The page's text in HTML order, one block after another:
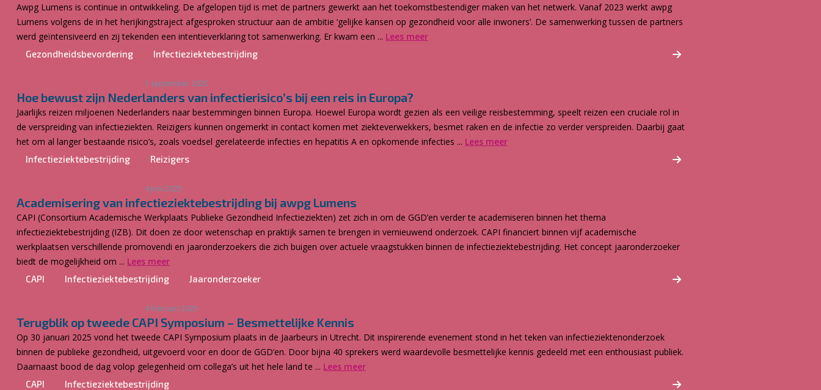
Awpg Lumens is continue in ontwikkeling. De afgelopen tijd is met de partners gewerkt aan het toekomstbestendiger maken van het netwerk. Vanaf 2023 werkt awpg
Lumens volgens de in het herijkingstraject afgesproken structuur aan de ambitie ‘gelijke kansen op gezondheid voor alle inwoners’. De samenwerking tussen de partners
werd geïntensiveerd en zij tekenden een intentieverklaring tot samenwerking. Er kwam een ... Lees meer
Gezondheidsbevordering Infectieziektebestrijding
1 september 2025
Hoe bewust zijn Nederlanders van infectierisico’s bij een reis in Europa?
Jaarlijks reizen miljoenen Nederlanders naar bestemmingen binnen Europa. Hoewel Europa wordt gezien als een veilige reisbestemming, speelt reizen een cruciale rol in
de verspreiding van infectieziekten. Reizigers kunnen ongemerkt in contact komen met ziekteverwekkers, besmet raken en de infectie zo verder verspreiden. Daarbij gaat
het om al langer bestaande risico’s, zoals voedsel gerelateerde infecties en hepatitis A en opkomende infecties ... Lees meer
Infectieziektebestrijding Reizigers
4 juni 2025
Academisering van infectieziektebestrijding bij awpg Lumens
CAPI (Consortium Academische Werkplaats Publieke Gezondheid Infectieziekten) zet zich in om de GGD’en verder te academiseren binnen het thema
infectieziektebestrijding (IZB). Dit doen ze door wetenschap en praktijk samen te brengen in vernieuwend onderzoek. CAPI financiert binnen vijf academische
werkplaatsen verschillende promovendi en jaaronderzoekers die zich buigen over actuele vraagstukken binnen de infectieziektebestrijding. Het concept jaaronderzoeker
biedt de mogelijkheid om ... Lees meer
CAPI Infectieziektebestrijding Jaaronderzoeker
4 februari 2025
Terugblik op tweede CAPI Symposium – Besmettelijke Kennis
Op 30 januari 2025 vond het tweede CAPI Symposium plaats in de Jaarbeurs in Utrecht. Dit inspirerende evenement stond in het teken van infectieziektenonderzoek
binnen de publieke gezondheid, uitgevoerd voor en door de GGD’en. Door bijna 40 sprekers werd waardevolle besmettelijke kennis gedeeld met een enthousiast publiek.
Daarnaast bood de dag volop gelegenheid om collega’s uit het hele land te ... Lees meer
CAPI Infectieziektebestrijding